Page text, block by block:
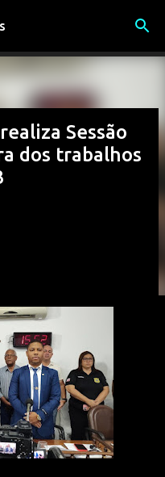
principal
Sessão
dos trabalhos